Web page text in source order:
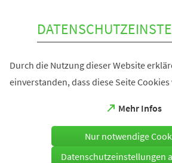
Durch die Nutzung dieser Website
einverstanden, dass diese Seite
Mehr Infos
(Öffnet
einem
Tab)
Nur notwendige
Datenschutzeinstellungen